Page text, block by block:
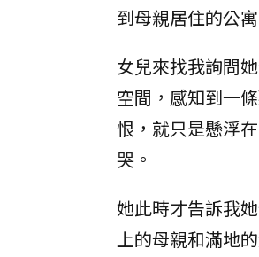
到母親居住的公
女兒來找我詢問
空間，感知到一
恨，就只是懸浮
哭。
她此時才告訴我
上的母親和滿地